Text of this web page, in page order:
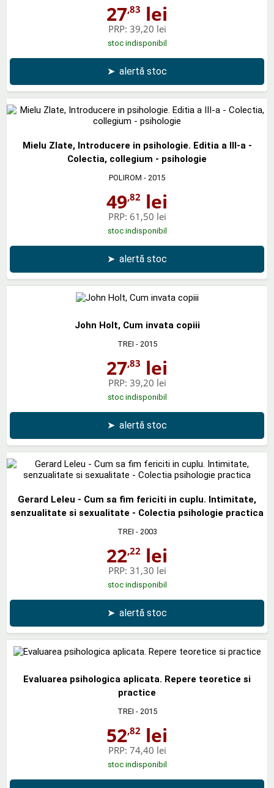
27,83 lei
PRP: 39,20 lei
stoc indisponibil
➤ alertă stoc
Mielu Zlate, Introducere in psihologie. Editia a III-a -
Colectia, collegium - psihologie
POLIROM - 2015
49,82 lei
PRP: 61,50 lei
stoc indisponibil
➤ alertă stoc
John Holt, Cum invata copiii
TREI - 2015
27,83 lei
PRP: 39,20 lei
stoc indisponibil
➤ alertă stoc
Gerard Leleu - Cum sa fim fericiti in cuplu. Intimitate,
senzualitate si sexualitate - Colectia psihologie practica
TREI - 2003
22,22 lei
PRP: 31,30 lei
stoc indisponibil
➤ alertă stoc
Evaluarea psihologica aplicata. Repere teoretice si
practice
TREI - 2015
52,82 lei
PRP: 74,40 lei
stoc indisponibil